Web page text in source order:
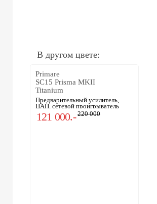
В другом цвете:
Primare
SC15 Prisma MKII
Titanium
Предварительный усилитель,
ЦАП, сетевой проигрыватель
121 000.- 220 000